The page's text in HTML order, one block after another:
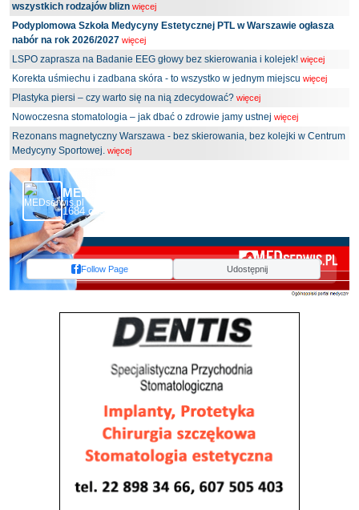
wszystkich rodzajów blizn więcej
Podyplomowa Szkoła Medycyny Estetycznej PTL w Warszawie ogłasza
nabór na rok 2026/2027 więcej
LSPO zaprasza na Badanie EEG głowy bez skierowania i kolejek! więcej
Korekta uśmiechu i zadbana skóra - to wszystko w jednym miejscu więcej
Plastyka piersi – czy warto się na nią zdecydować? więcej
Nowoczesna stomatologia – jak dbać o zdrowie jamy ustnej więcej
Rezonans magnetyczny Warszawa - bez skierowania, bez kolejki w Centrum
Medycyny Sportowej. więcej
MEDserwis.pl - Ogólnopolski Portal Medyczny
1684 obserwujących
Follow Page Udostępnij